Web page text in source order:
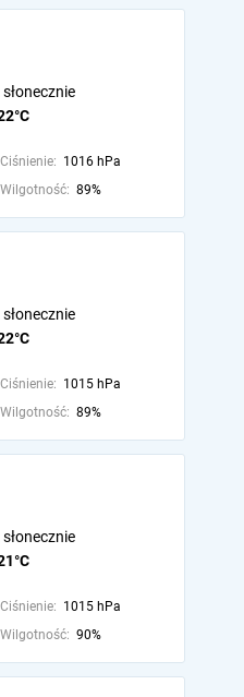
Ciśnienie: 1016 hPa
Wilgotność: 89%
Ciśnienie: 1015 hPa
Wilgotność: 89%
Ciśnienie: 1015 hPa
Wilgotność: 90%